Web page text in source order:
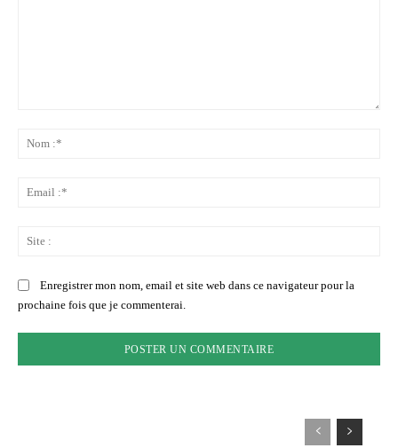
Enregistrer mon nom, email et site web dans ce navigateur pour la
prochaine fois que je commenterai.